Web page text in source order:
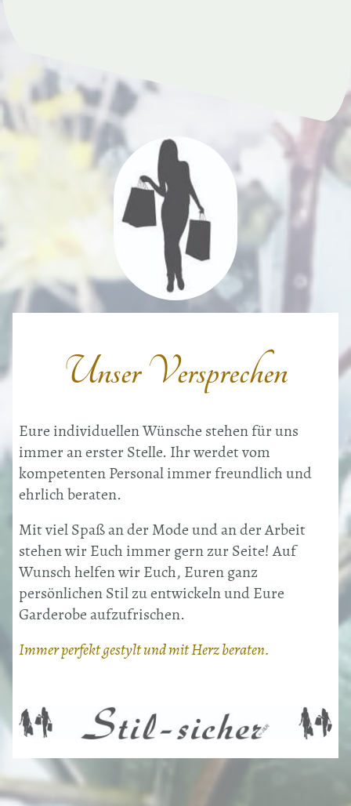
Unser Versprechen
Eure individuellen Wünsche stehen für uns
immer an erster Stelle. Ihr werdet vom
kompetenten Personal immer freundlich und
ehrlich beraten.
Mit viel Spaß an der Mode und an der Arbeit
stehen wir Euch immer gern zur Seite! Auf
Wunsch helfen wir Euch, Euren ganz
persönlichen Stil zu entwickeln und Eure
Garderobe aufzufrischen.
Immer perfekt gestylt und mit Herz beraten.